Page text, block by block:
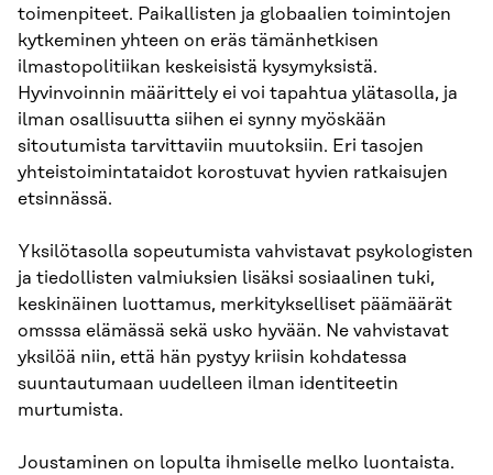
toimenpiteet. Paikallisten ja globaalien toimintojen
kytkeminen yhteen on eräs tämänhetkisen
ilmastopolitiikan keskeisistä kysymyksistä.
Hyvinvoinnin määrittely ei voi tapahtua ylätasolla, ja
ilman osallisuutta siihen ei synny myöskään
sitoutumista tarvittaviin muutoksiin. Eri tasojen
yhteistoimintataidot korostuvat hyvien ratkaisujen
etsinnässä.
Yksilötasolla sopeutumista vahvistavat psykologisten
ja tiedollisten valmiuksien lisäksi sosiaalinen tuki,
keskinäinen luottamus, merkitykselliset päämäärät
omsssa elämässä sekä usko hyvään. Ne vahvistavat
yksilöä niin, että hän pystyy kriisin kohdatessa
suuntautumaan uudelleen ilman identiteetin
murtumista.
Joustaminen on lopulta ihmiselle melko luontaista.